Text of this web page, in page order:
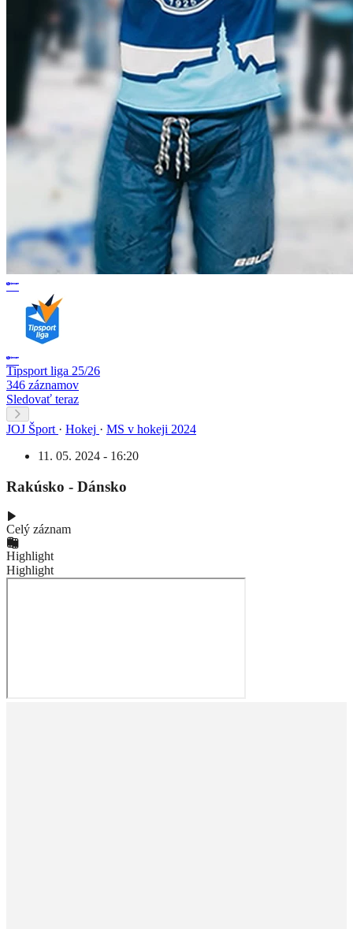
Tipsport liga 25/26
346 záznamov
Sledovať teraz
JOJ Šport · Hokej · MS v hokeji 2024
11. 05. 2024 - 16:20
Rakúsko - Dánsko
Celý záznam
Highlight
Highlight